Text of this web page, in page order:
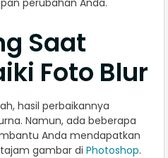
Saat
Foto Blur
hasil perbaikannya
Namun, ada beberapa
Anda mendapatkan
gambar di Photoshop.